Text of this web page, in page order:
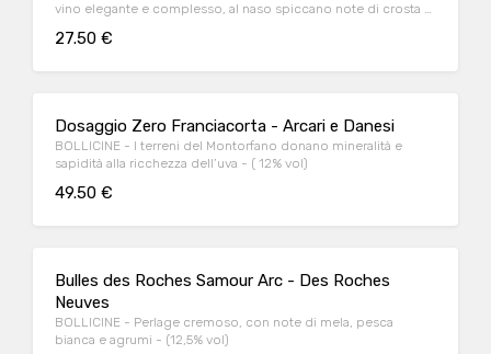
vino elegante e complesso, al naso spiccano note di crosta di
27.50 €
Dosaggio Zero Franciacorta - Arcari e Danesi
BOLLICINE - I terreni del Montorfano donano mineralità e
sapidità alla ricchezza dell’uva - ( 12% vol)
49.50 €
Bulles des Roches Samour Arc - Des Roches
Neuves
BOLLICINE - Perlage cremoso, con note di mela, pesca
bianca e agrumi - (12,5% vol)